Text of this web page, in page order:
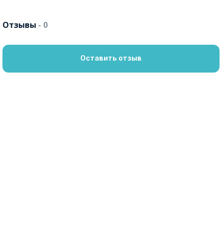
Отзывы - 0
Оставить отзыв